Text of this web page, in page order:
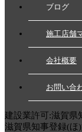
ブログ
施工店舗
会社概要
お問い合
建設業許可:滋賀県
滋賀県知事登録(ほ